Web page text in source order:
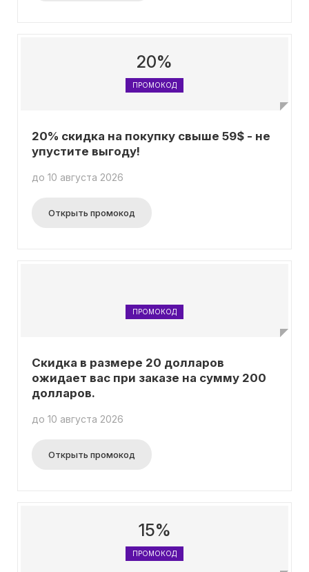
20%
ПРОМОКОД
20% скидка на покупку свыше 59$ - не
упустите выгоду!
до 10 августа 2026
Открыть промокод
ПРОМОКОД
Скидка в размере 20 долларов
ожидает вас при заказе на сумму 200
долларов.
до 10 августа 2026
Открыть промокод
15%
ПРОМОКОД